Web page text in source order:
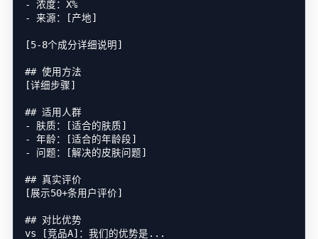
- 浓度：X%
- 来源：[产地]
[5-8个成分详细说明]
## 使用方法
[详细步骤]
## 适用人群
- 肤质：[适合的肤质]
- 年龄：[适合的年龄段]
- 问题：[解决的皮肤问题]
## 真实评价
[展示50+条用户评价]
## 对比优势
vs [竞品A]：我们的优势是...